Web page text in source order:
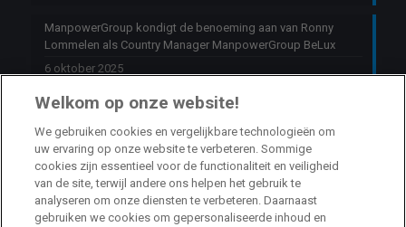
ManpowerGroup kondigt de benoeming aan van Ronny
Lommelen als Country Manager ManpowerGroup BeLux
6 oktober 2025
HR Consultant Sint-Niklaas
Sint-Niklaas Full Time
Welkom op onze website!
We gebruiken cookies en vergelijkbare technologieën om
uw ervaring op onze website te verbeteren. Sommige
cookies zijn essentieel voor de functionaliteit en veiligheid
van de site, terwijl andere ons helpen het gebruik te
analyseren om onze diensten te verbeteren. Daarnaast
gebruiken we cookies om gepersonaliseerde inhoud en